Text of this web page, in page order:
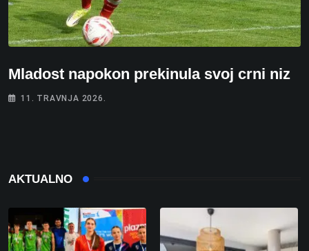
Mladost napokon prekinula svoj crni niz
11. TRAVNJA 2026.
AKTUALNO